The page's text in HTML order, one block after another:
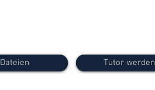
Dateien Tutor werden